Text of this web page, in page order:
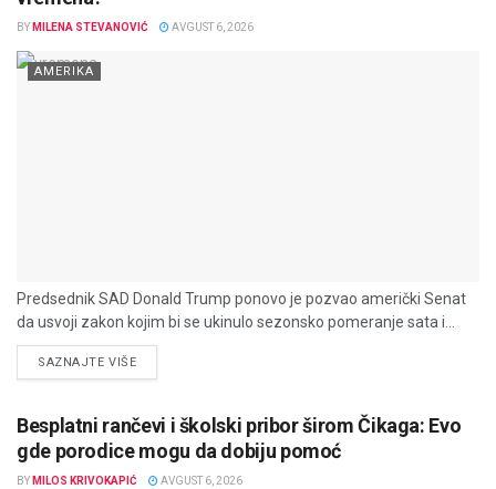
BY MILENA STEVANOVIĆ AVGUST 6, 2026
AMERIKA
Predsednik SAD Donald Trump ponovo je pozvao američki Senat
da usvoji zakon kojim bi se ukinulo sezonsko pomeranje sata i...
SAZNAJTE VIŠEDETAILS
Besplatni rančevi i školski pribor širom Čikaga: Evo
gde porodice mogu da dobiju pomoć
BY MILOS KRIVOKAPIĆ AVGUST 6, 2026